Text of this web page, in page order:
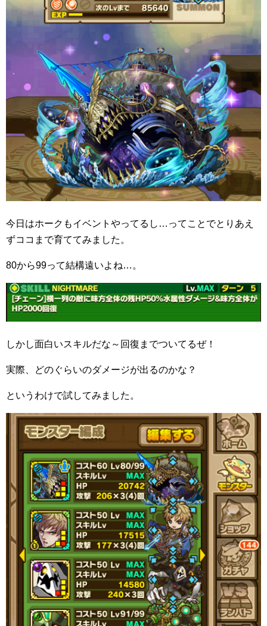
今日はホークもイベントやってるし…ってことでとりあえ
ずココまで育ててみました。
80から99って結構遠いよね…。
しかし面白いスキルだな～回復までついてるぜ！
実際、どのぐらいのダメージが出るのかな？
というわけで試してみました。